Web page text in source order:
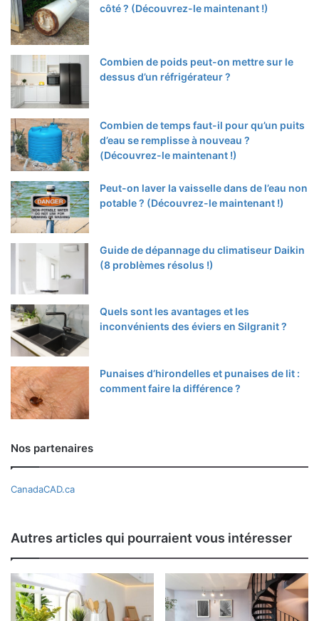
côté ? (Découvrez-le maintenant !)
Combien de poids peut-on mettre sur le
dessus d’un réfrigérateur ?
Combien de temps faut-il pour qu’un puits
d’eau se remplisse à nouveau ?
(Découvrez-le maintenant !)
Peut-on laver la vaisselle dans de l’eau non
potable ? (Découvrez-le maintenant !)
Guide de dépannage du climatiseur Daikin
(8 problèmes résolus !)
Quels sont les avantages et les
inconvénients des éviers en Silgranit ?
Punaises d’hirondelles et punaises de lit :
comment faire la différence ?
Nos partenaires
CanadaCAD.ca
Autres articles qui pourraient vous intéresser